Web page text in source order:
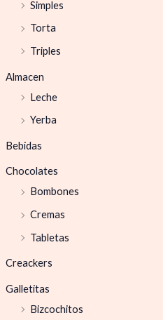
Simples
Torta
Triples
Almacen
Leche
Yerba
Bebidas
Chocolates
Bombones
Cremas
Tabletas
Creackers
Galletitas
Bizcochitos